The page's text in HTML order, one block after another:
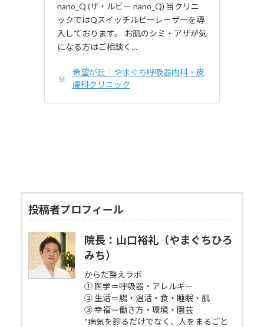
nano_Q (ザ・ルビー nano_Q) 当クリニ
ックではQスイッチルビーレーザーを導
入しております。 お肌のシミ・アザが気
になる方はご相談く…
希望が丘｜やまぐち呼吸器内科・皮
膚科クリニック
投稿者プロフィール
院長：山口裕礼（やまぐちひろ
みち）
からだ整えラボ
① 医学＝呼吸器・アレルギー
② 生活＝腸・温活・食・睡眠・肌
③ 幸福＝働き方・環境・園芸
“病気を診るだけでなく、人をまるごと